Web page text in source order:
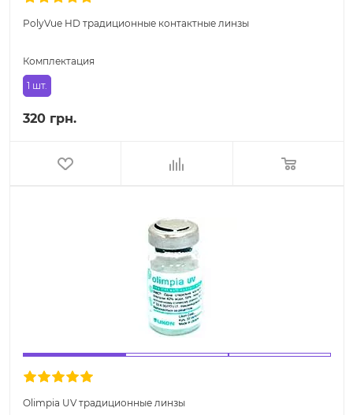
PolyVue HD традиционные контактные линзы
Комплектация
1 шт.
320 грн.
Olimpia UV традиционные линзы